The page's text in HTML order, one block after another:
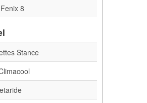
8
Stance